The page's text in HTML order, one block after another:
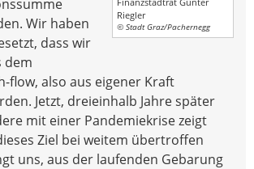
Riegler
© Stadt Graz/Pachernegg
Wir haben
dass wir
dem
flow, also aus eigener Kraft
Jetzt, dreieinhalb Jahre später
mit einer Pandemiekrise zeigt
Ziel bei weitem übertroffen
uns, aus der laufenden Gebarung